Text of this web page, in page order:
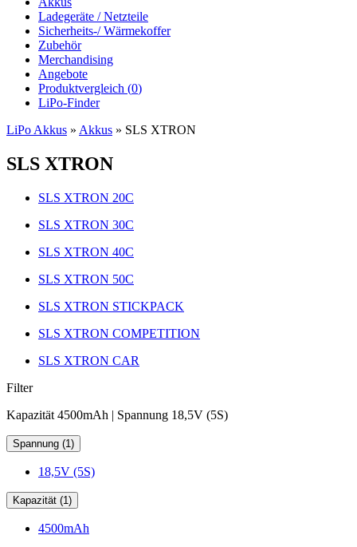
Ladegeräte / Netzteile
Sicherheits-/ Wärmekoffer
Zubehör
Merchandising
Angebote
Produktvergleich (0)
LiPo-Finder
LiPo Akkus » Akkus » SLS XTRON
SLS XTRON
SLS XTRON 20C
SLS XTRON 30C
SLS XTRON 40C
SLS XTRON 50C
SLS XTRON STICKPACK
SLS XTRON COMPETITION
SLS XTRON CAR
Filter
Kapazität 4500mAh | Spannung 18,5V (5S)
Spannung (1)
18,5V (5S)
Kapazität (1)
4500mAh